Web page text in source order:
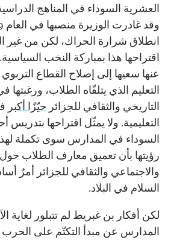
العشرية السوداء في المناهج
انطلاق شرارة الحراك، لكن من غير
اقتراحها هذا بمباركة النخب
عنها سعيها إلى إصلاح القطاع
التعليم الذي يتلقّاه الطلاب، ورغبتها
التاريخي والثقافي للجزائر حيّزًا أكبر
التعليمية. ولا يمثّل اقتراحها بتدريس
السوداء في المدارس سوى تكملة
رؤيتها بأن تعميق معارف الطلاب
والاجتماعي والثقافي للجزائر أمرٌ
السلام في البلاد.
لكن أفكار بن غبريط لم تتبلور لغاية
المدارس عن مبدأ التكتّم على